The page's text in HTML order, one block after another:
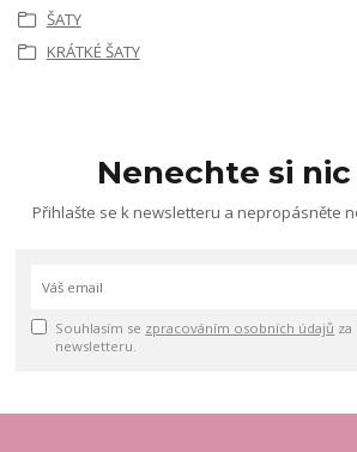
ŠATY
KRÁTKÉ ŠATY
Nenechte si
Přihlašte se k newsletteru a nepropásněte
Souhlasím se zpracováním osobních údajů
newsletteru.